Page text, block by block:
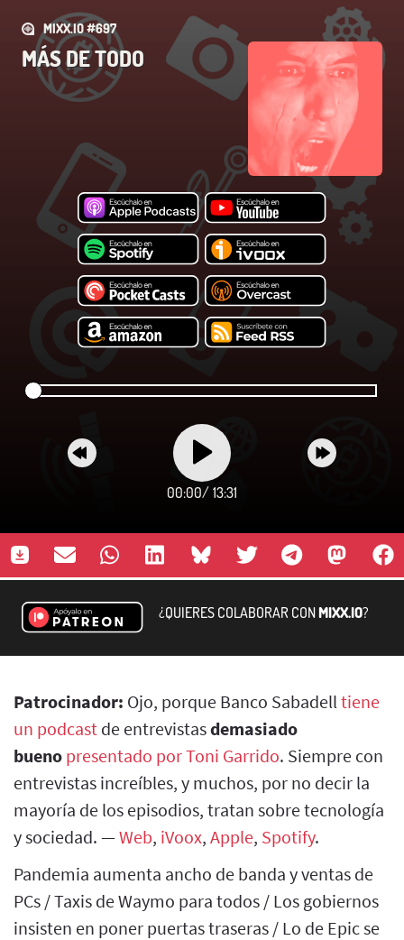
MIXX.IO #697
MÁS DE TODO
00:00/ 13:31
¿QUIERES COLABORAR CONMIXX.IO?
Patrocinador: Ojo, porque Banco Sabadell tiene
un podcast de entrevistasdemasiado
bueno presentado por Toni Garrido. Siempre con
entrevistas increíbles, y muchos, por no decir la
mayoría de los episodios, tratan sobre tecnología
y sociedad. —Web, iVoox, Apple, Spotify.
Pandemia aumenta ancho de banda y ventas de
PCs / Taxis de Waymo para todos / Los gobiernos
insisten en poner puertas traseras / Lo de Epic se